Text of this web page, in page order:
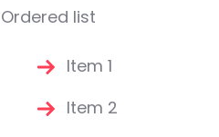
Ordered list
Item 1
Item 2